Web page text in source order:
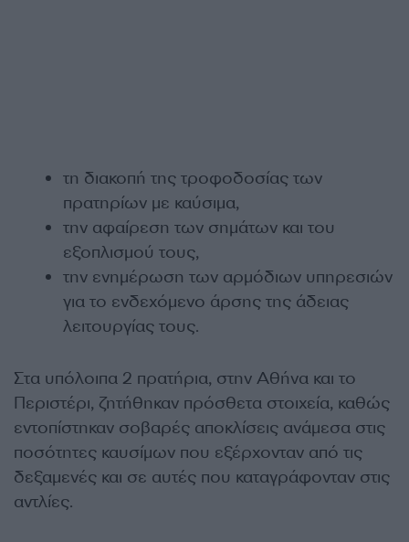
τη διακοπή της τροφοδοσίας των
πρατηρίων με καύσιμα,
την αφαίρεση των σημάτων και του
εξοπλισμού τους,
την ενημέρωση των αρμόδιων υπηρεσιών
για το ενδεχόμενο άρσης της άδειας
λειτουργίας τους.
Στα υπόλοιπα 2 πρατήρια, στην Αθήνα και το
Περιστέρι, ζητήθηκαν πρόσθετα στοιχεία, καθώς
εντοπίστηκαν σοβαρές αποκλίσεις ανάμεσα στις
ποσότητες καυσίμων που εξέρχονταν από τις
δεξαμενές και σε αυτές που καταγράφονταν στις
αντλίες.